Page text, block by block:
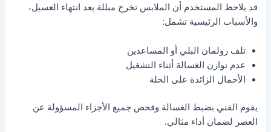
قد يلاحظ المستخدم أن الملابس تخرج مبللة بعد انتهاء الغسيل،
والأسباب الرئيسية تشمل:
تلف رولمان البلي أو المساعدين
عدم توازن الغسالة أثناء التشغيل
الأحمال الزائدة على الحلة
يقوم الفني بضبط الغسالة وفحص جميع الأجزاء المسؤولة عن
العصر لضمان أداء مثالي.